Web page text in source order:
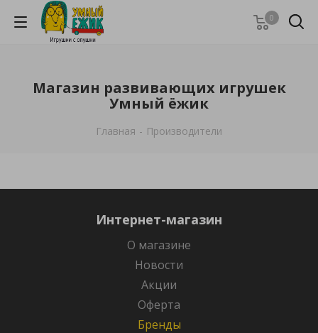
0
Магазин развивающих игрушек
Умный ёжик
Главная - Производители
Интернет-магазин
О магазине
Новости
Акции
Оферта
Бренды